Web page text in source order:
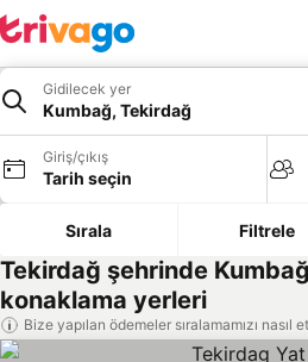
Gidilecek yer
Kumbağ, Tekirdağ
Giriş/çıkış
Tarih seçin
Sırala Filtrele
Tekirdağ şehrinde
konaklama yerleri
Bize yapılan ödemeler sıralamamızı nasıl